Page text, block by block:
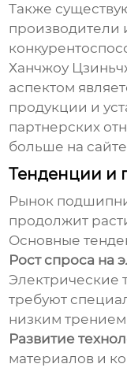
Также
производители
Ханчжоу
аспектом
продукции и
партнерских
больше на сайте
Тенденции и
Рынок
продолжит
Основные
Рост спроса на
Электрические
требуют
низким
Развитие
материалов и